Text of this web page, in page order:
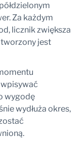
Za każdym
licznik zwiększa
jest
wygodę
wydłuża okres,